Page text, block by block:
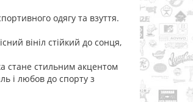
одягу та взуття.
вініл стійкий до сонця,
стане стильним акцентом
і любов до спорту з